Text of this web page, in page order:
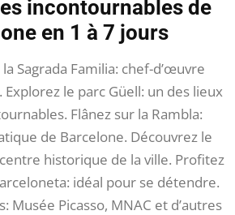
incontournables de
en 1 à 7 jours
la Sagrada Familia: chef-d’œuvre
Explorez le parc Güell: un des lieux
Flânez sur la Rambla:
de Barcelone. Découvrez le
historique de la ville. Profitez
idéal pour se détendre.
Musée Picasso, MNAC et d’autres